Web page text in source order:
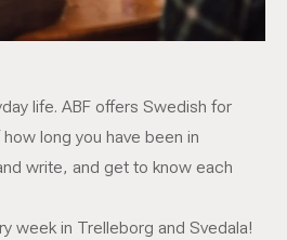
life. ABF offers Swedish for
long you have been in
write, and get to know each
week in Trelleborg and Svedala!